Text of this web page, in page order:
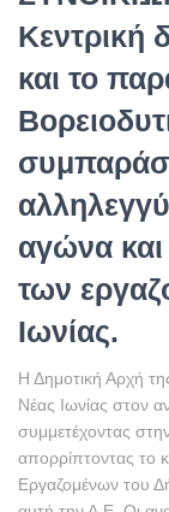
Κεντρική
και το
αγώνα και
των
Ιωνίας.
Η Δημοτική Αρχή
Νέας Ιωνίας στον
συμμετέχοντας
απορρίπτοντας το
Εργαζομένων του